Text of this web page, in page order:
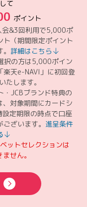
て
ポイント
会&3回利用で5,000ポ
ト（期間限定ポイント
詳細はこちら
択の方は5,000ポイン
楽天e-NAVI」に初回登
たします。
JCBブランド特典の
対象期間にカードシ
定期限の時点で口座
ざいます。 進呈条件
ットセレクションは
せん。